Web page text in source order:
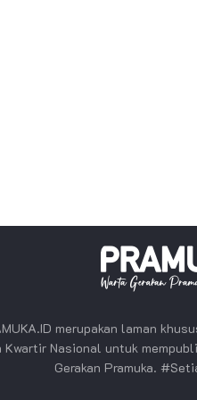
merupakan laman
Kwartir Nasional untuk
Gerakan Pramuka.